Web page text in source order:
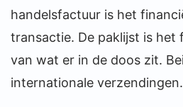
handelsfactuur is het
transactie. De paklijst is het
van wat er in de doos zit.
internationale verzendingen.